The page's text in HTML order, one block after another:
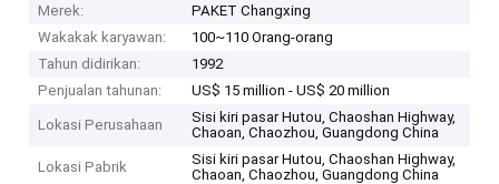
Merek:
PAKET Changxing
Wakakak karyawan:
100~110 Orang-orang
Tahun didirikan:
1992
Penjualan tahunan:
US$ 15 million - US$ 20 million
Lokasi Perusahaan
Sisi kiri pasar Hutou, Chaoshan Highway,
Chaoan, Chaozhou, Guangdong China
Lokasi Pabrik
Sisi kiri pasar Hutou, Chaoshan Highway,
Chaoan, Chaozhou, Guangdong China